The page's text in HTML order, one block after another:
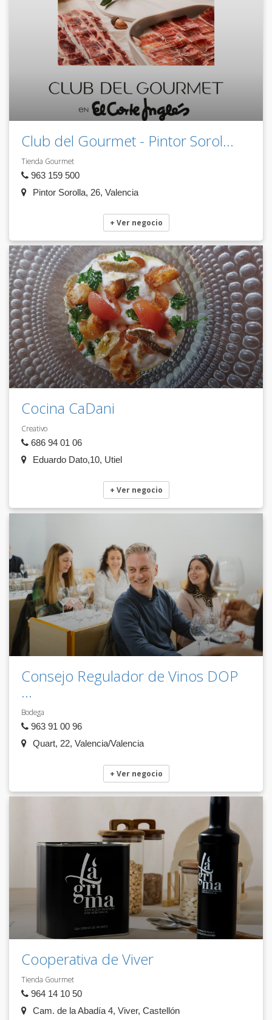
Club del Gourmet - Pintor Sorol...
Tienda Gourmet
963 159 500
Pintor Sorolla, 26, Valencia
+ Ver negocio
Cocina CaDani
Creativo
686 94 01 06
Eduardo Dato,10, Utiel
+ Ver negocio
Consejo Regulador de Vinos DOP
...
Bodega
963 91 00 96
Quart, 22, Valencia/Valencia
+ Ver negocio
Cooperativa de Viver
Tienda Gourmet
964 14 10 50
Cam. de la Abadía 4, Viver, Castellón